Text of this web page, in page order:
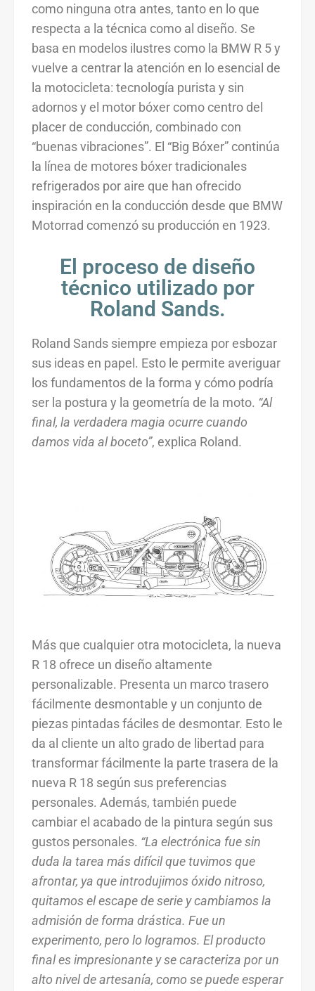
como ninguna otra antes, tanto en lo que
respecta a la técnica como al diseño. Se
basa en modelos ilustres como la BMW R 5 y
vuelve a centrar la atención en lo esencial de
la motocicleta: tecnología purista y sin
adornos y el motor bóxer como centro del
placer de conducción, combinado con
“buenas vibraciones”. El “Big Bóxer” continúa
la línea de motores bóxer tradicionales
refrigerados por aire que han ofrecido
inspiración en la conducción desde que BMW
Motorrad comenzó su producción en 1923.
El proceso de diseño
técnico utilizado por
Roland Sands.
Roland Sands siempre empieza por esbozar
sus ideas en papel. Esto le permite averiguar
los fundamentos de la forma y cómo podría
ser la postura y la geometría de la moto. “Al
final, la verdadera magia ocurre cuando
damos vida al boceto”, explica Roland.
Más que cualquier otra motocicleta, la nueva
R 18 ofrece un diseño altamente
personalizable. Presenta un marco trasero
fácilmente desmontable y un conjunto de
piezas pintadas fáciles de desmontar. Esto le
da al cliente un alto grado de libertad para
transformar fácilmente la parte trasera de la
nueva R 18 según sus preferencias
personales. Además, también puede
cambiar el acabado de la pintura según sus
gustos personales. “La electrónica fue sin
duda la tarea más difícil que tuvimos que
afrontar, ya que introdujimos óxido nitroso,
quitamos el escape de serie y cambiamos la
admisión de forma drástica. Fue un
experimento, pero lo logramos. El producto
final es impresionante y se caracteriza por un
alto nivel de artesanía, como se puede esperar